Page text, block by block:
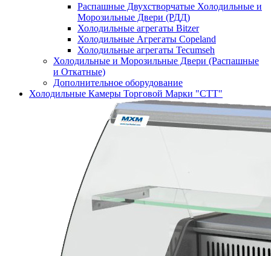
Распашные Двухстворчатые Холодильные и
Морозильные Двери (РДД)
Холодильные агрегаты Bitzer
Холодильные Агрегаты Copeland
Холодильные агрегаты Tecumseh
Холодильные и Морозильные Двери (Распашные
и Откатные)
Дополнительное оборудование
Холодильные Камеры Торговой Марки "СТТ"